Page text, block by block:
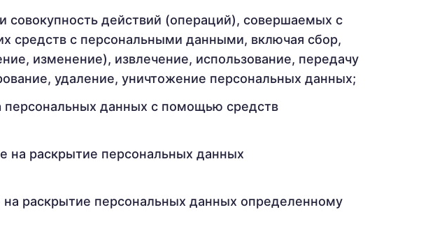
совокупность действий (операций), совершаемых с
средств с персональными данными, включая сбор,
изменение), извлечение, использование, передачу
удаление, уничтожение персональных данных;
персональных данных с помощью средств
на раскрытие персональных данных
раскрытие персональных данных определенному